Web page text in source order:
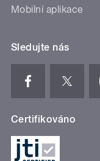
Mobilní aplikace
Sledujte nás
Certifikováno